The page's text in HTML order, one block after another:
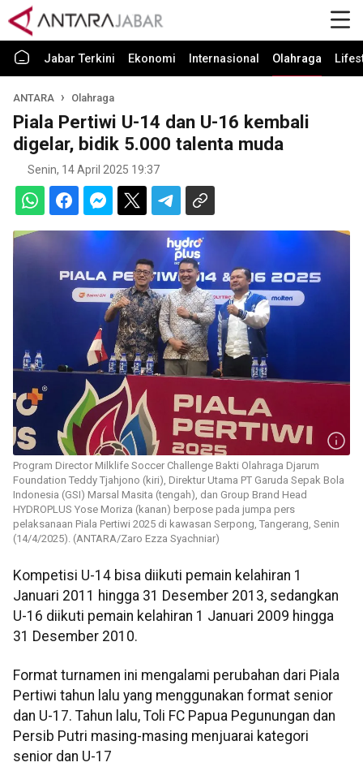
Jabar Terkini Ekonomi Internasional Olahraga
ANTARA Olahraga
Piala Pertiwi U-14 dan U-16 kembali
digelar, bidik 5.000 talenta muda
Senin, 14 April 2025 19:37
Program Director Milklife Soccer Challenge Bakti Olahraga Djarum
Foundation Teddy Tjahjono (kiri), Direktur Utama PT Garuda Sepak Bola
Indonesia (GSI) Marsal Masita (tengah), dan Group Brand Head
HYDROPLUS Yose Moriza (kanan) berpose pada jumpa pers
pelaksanaan Piala Pertiwi 2025 di kawasan Serpong, Tangerang, Senin
(14/4/2025). (ANTARA/Zaro Ezza Syachniar)
Kompetisi U-14 bisa diikuti pemain kelahiran 1
Januari 2011 hingga 31 Desember 2013, sedangkan
U-16 diikuti pemain kelahiran 1 Januari 2009 hingga
31 Desember 2010.
Format turnamen ini mengalami perubahan dari Piala
Pertiwi tahun lalu yang menggunakan format senior
dan U-17. Tahun lalu, Toli FC Papua Pegunungan dan
Persib Putri masing-masing menjuarai kategori
senior dan U-17